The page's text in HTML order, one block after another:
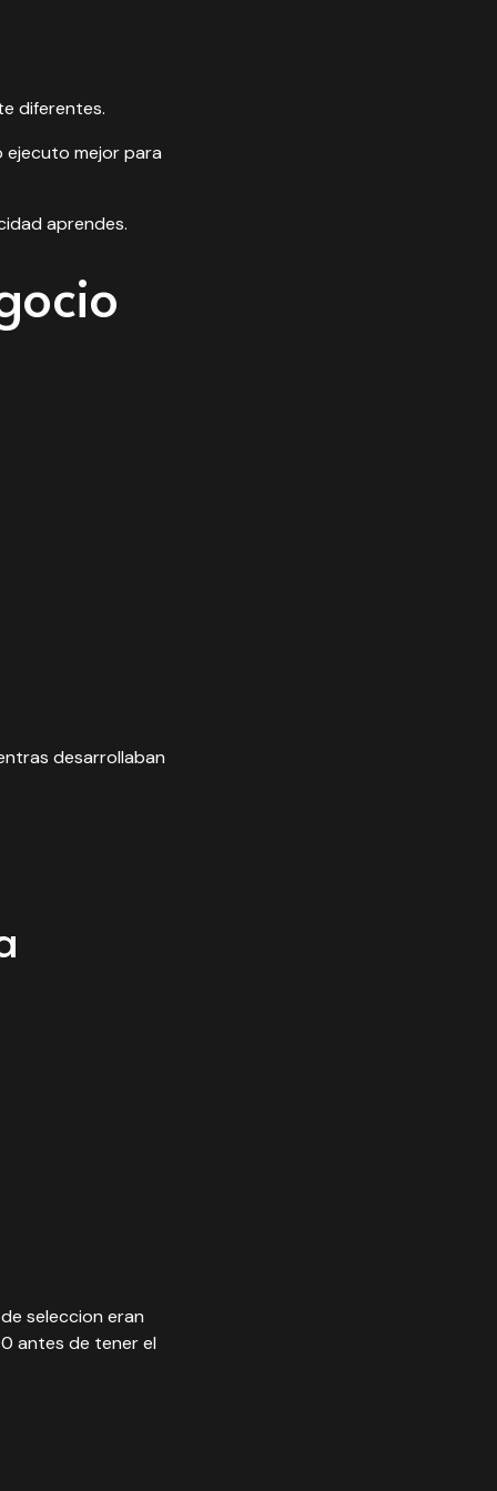
diferentes.
ejecuto mejor para
aprendes.
desarrollaban
seleccion eran
antes de tener el